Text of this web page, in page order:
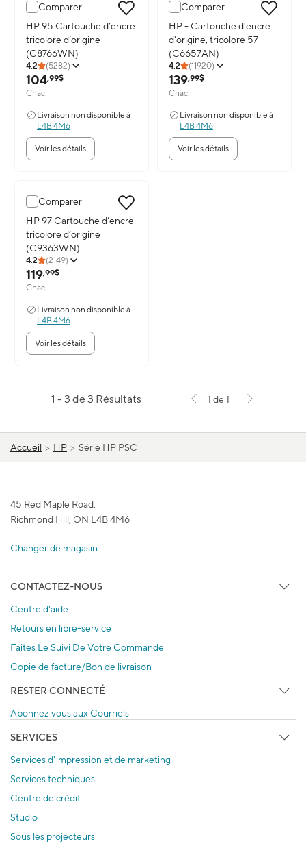
Comparer
Image du produit: HP 95 Cartouche d’encre tricolore d’origine
HP 95 Cartouche d’encre
tricolore d’origine
(C8766WN)
4.2 (5282)
104,99$
Chac.
Livraison non disponible à
L4B 4M6
Voir les détails
Comparer
Image du produit: HP -
HP - Cartouche d'encre
d'origine, tricolore 57
(C6657AN)
4.2 (11920)
139,99$
Chac.
Livraison non disponible à
L4B 4M6
Voir les détails
Comparer
Image du produit: HP 97 Cartouche d’encre tricolore d’origine
HP 97 Cartouche d’encre
tricolore d’origine
(C9363WN)
4.2 (2149)
119,99$
Chac.
Livraison non disponible à
L4B 4M6
Voir les détails
1 - 3 de 3 Résultats 1 de 1
Accueil > HP > Série HP PSC
45 Red Maple Road,
Richmond Hill, ON L4B 4M6
Changer de magasin
CONTACTEZ-NOUS
Centre d'aide
Retours en libre-service
Faites Le Suivi De Votre Commande
Copie de facture/Bon de livraison
RESTER CONNECTÉ
Abonnez vous aux Courriels
SERVICES
Services d'impression et de marketing
Services techniques
Centre de crédit
Studio
Sous les projecteurs